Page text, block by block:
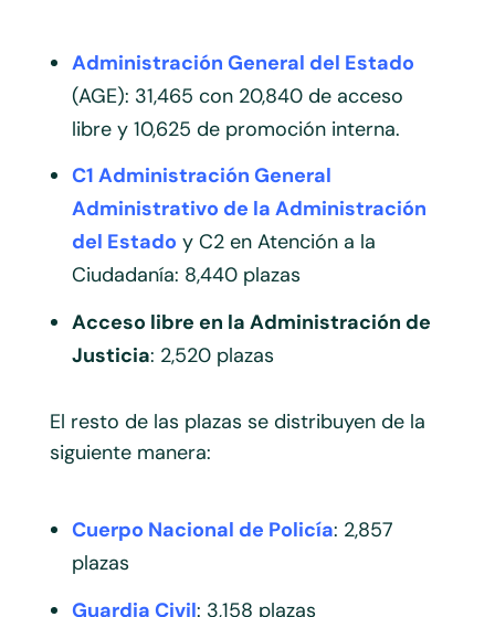
Administración General del Estado
(AGE): 31,465 con 20,840 de acceso
libre y 10,625 de promoción interna.
C1 Administración General
Administrativo de la Administración
del Estado y C2 en Atención a la
Ciudadanía: 8,440 plazas
Acceso libre en la Administración de
Justicia: 2,520 plazas
El resto de las plazas se distribuyen de la
siguiente manera:
Cuerpo Nacional de Policía: 2,857
plazas
Guardia Civil: 3,158 plazas